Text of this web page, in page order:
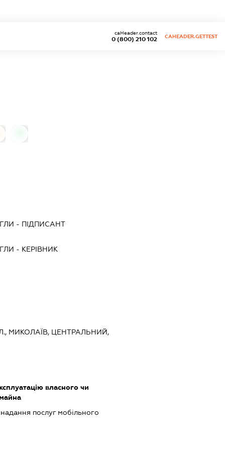
0 (800) 210 102
caHeader.contact
CAHEADER.GETTEST
- ПІДПИСАНТ
- КЕРІВНИК
МИКОЛАЇВ, ЦЕНТРАЛЬНИЙ,
власного чи
надання послуг мобільного